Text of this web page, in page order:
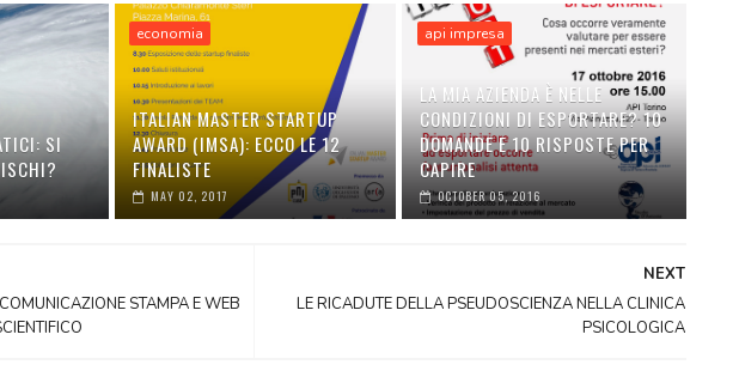
SI
economia
ITALIAN MASTER STARTUP
AWARD (IMSA): ECCO LE 12
FINALISTE
MAY 02, 2017
api impresa
LA MIA AZIENDA È NELLE
CONDIZIONI DI ESPORTARE? 10
DOMANDE E 10 RISPOSTE PER
CAPIRE
OCTOBER 05, 2016
NEXT
LE RICADUTE DELLA PSEUDOSCIENZA NELLA CLINICA
PSICOLOGICA
STAMPA E WEB